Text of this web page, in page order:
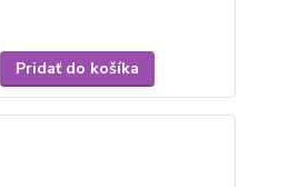
Pridať do košíka